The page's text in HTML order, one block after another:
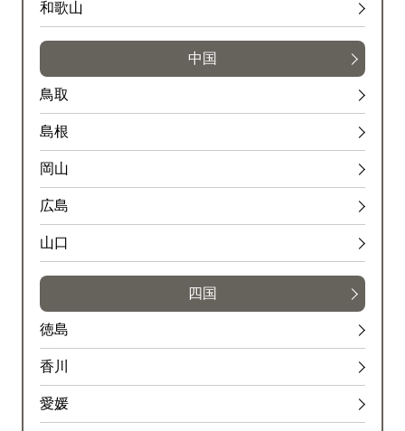
和歌山
中国
鳥取
島根
岡山
広島
山口
四国
徳島
香川
愛媛